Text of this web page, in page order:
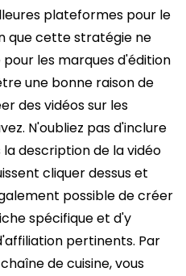
plateformes pour le
que cette stratégie ne
les marques d'édition
une bonne raison de
des vidéos sur les
N'oubliez pas d'inclure
description de la vidéo
cliquer dessus et
possible de créer
spécifique et d'y
pertinents. Par
de cuisine, vous